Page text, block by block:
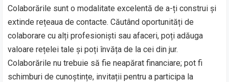
Colaborările sunt o modalitate excelentă de a-ți construi și
extinde rețeaua de contacte. Căutând oportunități de
colaborare cu alți profesioniști sau afaceri, poți adăuga
valoare rețelei tale și poți învăța de la cei din jur.
Colaborările nu trebuie să fie neapărat financiare; pot fi
schimburi de cunoștințe, invitații pentru a participa la